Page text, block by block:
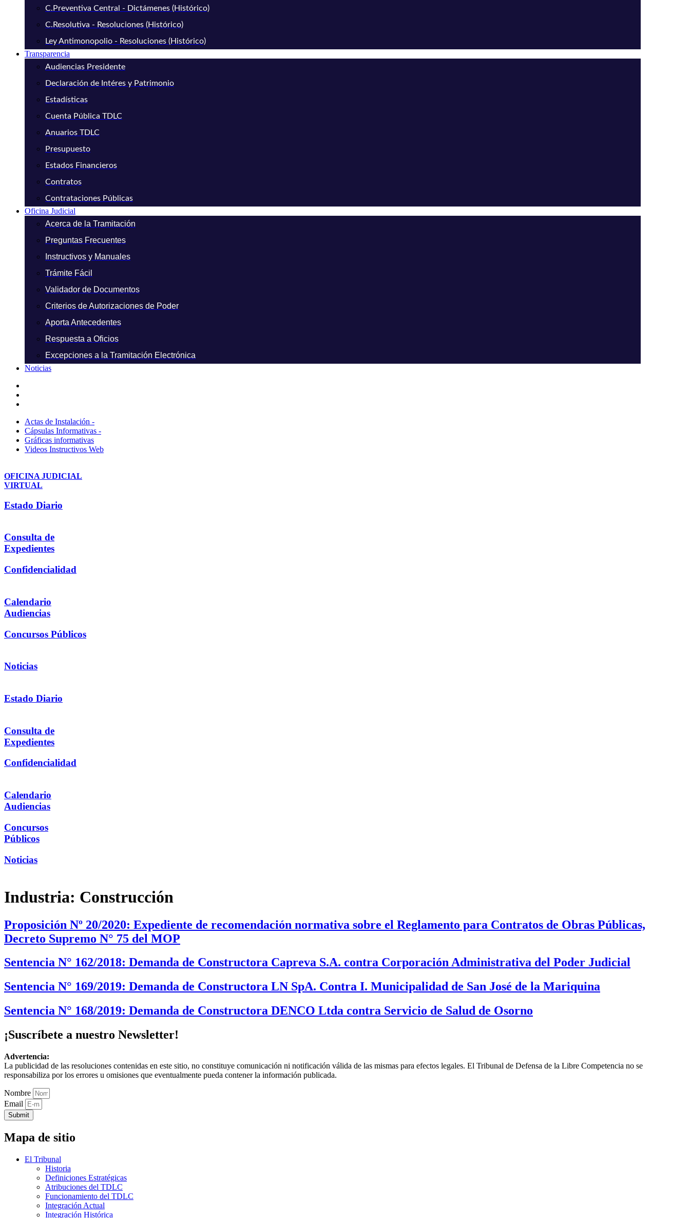
C.Preventiva Central - Dictámenes (Histórico)
C.Resolutiva - Resoluciones (Histórico)
Ley Antimonopolio - Resoluciones (Histórico)
Transparencia
Audiencias Presidente
Declaración de Intéres y Patrimonio
Estadísticas
Cuenta Pública TDLC
Anuarios TDLC
Presupuesto
Estados Financieros
Contratos
Contrataciones Públicas
Oficina Judicial
Acerca de la Tramitación
Preguntas Frecuentes
Instructivos y Manuales
Trámite Fácil
Validador de Documentos
Criterios de Autorizaciones de Poder
Aporta Antecedentes
Respuesta a Oficios
Excepciones a la Tramitación Electrónica
Noticias
Actas de Instalación -
Cápsulas Informativas -
Gráficas informativas
Videos Instructivos Web
OFICINA JUDICIAL
VIRTUAL
Estado Diario
Consulta de
Expedientes
Confidencialidad
Calendario
Audiencias
Concursos Públicos
Noticias
Estado Diario
Consulta de
Expedientes
Confidencialidad
Calendario
Audiencias
Concursos
Públicos
Noticias
Industria: Construcción
Proposición Nº 20/2020: Expediente de recomendación normativa sobre el Reglamento para Contratos de Obras Públicas,
Decreto Supremo N° 75 del MOP
Sentencia N° 162/2018: Demanda de Constructora Capreva S.A. contra Corporación Administrativa del Poder Judicial
Sentencia N° 169/2019: Demanda de Constructora LN SpA. Contra I. Municipalidad de San José de la Mariquina
Sentencia N° 168/2019: Demanda de Constructora DENCO Ltda contra Servicio de Salud de Osorno
¡Suscríbete a nuestro Newsletter!
Advertencia:
La publicidad de las resoluciones contenidas en este sitio, no constituye comunicación ni notificación válida de las mismas para efectos legales. El Tribunal de Defensa de la Libre Competencia no se
responsabiliza por los errores u omisiones que eventualmente pueda contener la información publicada.
Nombre
Email
Submit
Mapa de sitio
El Tribunal
Historia
Definiciones Estratégicas
Atribuciones del TDLC
Funcionamiento del TDLC
Integración Actual
Integración Histórica